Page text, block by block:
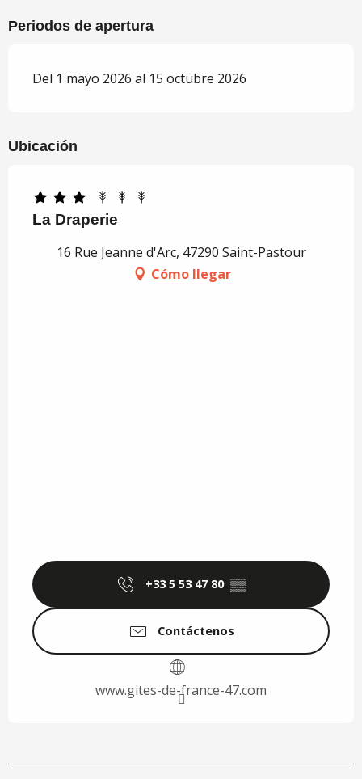
Periodos de apertura
Del 1 mayo 2026 al 15 octubre 2026
Ubicación
La Draperie
16 Rue Jeanne d'Arc, 47290 Saint-Pastour
Cómo llegar
+33 5 53 47 80 ▒▒
Contáctenos
www.gites-de-france-47.com